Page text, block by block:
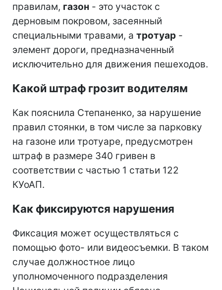
правилам, газон - это участок с
дерновым покровом, засеянный
специальными травами, а тротуар -
элемент дороги, предназначенный
исключительно для движения пешеходов.
Какой штраф грозит водителям
Как пояснила Степаненко, за нарушение
правил стоянки, в том числе за парковку
на газоне или тротуаре, предусмотрен
штраф в размере 340 гривен в
соответствии с частью 1 статьи 122
КУоАП.
Как фиксируются нарушения
Фиксация может осуществляться с
помощью фото- или видеосъемки. В таком
случае должностное лицо
уполномоченного подразделения